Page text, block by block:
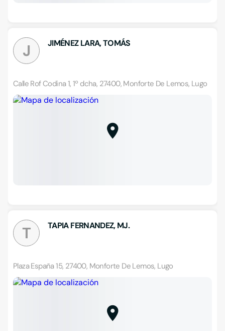
J JIMÉNEZ LARA, TOMÁS
Calle Rof Codina 1, 1º dcha, 27400, Monforte De Lemos, Lugo
T TAPIA FERNANDEZ, MJ.
Plaza España 15, 27400, Monforte De Lemos, Lugo